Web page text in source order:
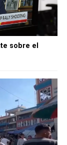
sobre el